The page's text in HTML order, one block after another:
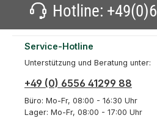
Hotline:
Service-Hotline
Unterstützung und Beratung unter:
+49 (0) 6556 41299 88
Büro: Mo-Fr, 08:00 - 16:30 Uhr
Lager: Mo-Fr, 08:00 - 17:00 Uhr